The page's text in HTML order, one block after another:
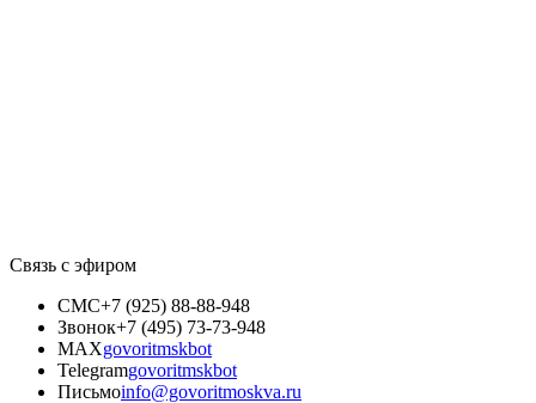
Связь с эфиром
СМС+7 (925) 88-88-948
Звонок+7 (495) 73-73-948
MAXgovoritmskbot
Telegramgovoritmskbot
Письмоinfo@govoritmoskva.ru